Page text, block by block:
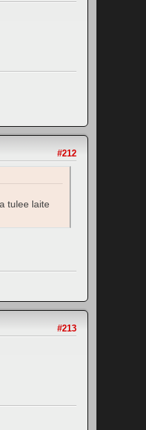
#212
tulee laite
#213